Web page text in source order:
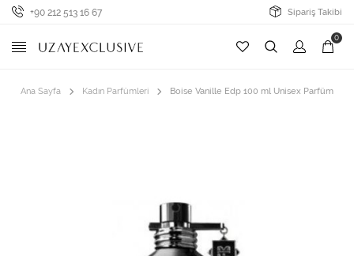
+90 212 513 16 67 Sipariş Takibi
0
Ana Sayfa Kadın Parfümleri Boise Vanille Edp 100 ml Unisex Parfüm